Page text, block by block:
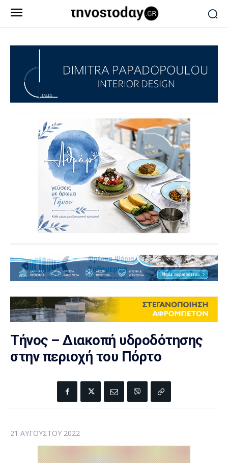
Τήνος – Διακοπή υδροδότησης
στην περιοχή του Πόρτο
21 ΑΥΓΟΎΣΤΟΥ 2022